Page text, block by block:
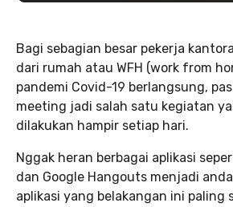
Bagi sebagian besar pekerja
dari rumah atau WFH (work from
pandemi Covid-19 berlangsung,
meeting jadi salah satu kegiatan
dilakukan hampir setiap hari.
Nggak heran berbagai aplikasi
dan Google Hangouts menjadi
aplikasi yang belakangan ini paling